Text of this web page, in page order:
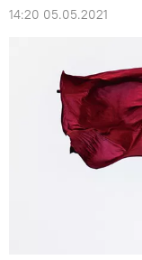
14:20 05.05.2021